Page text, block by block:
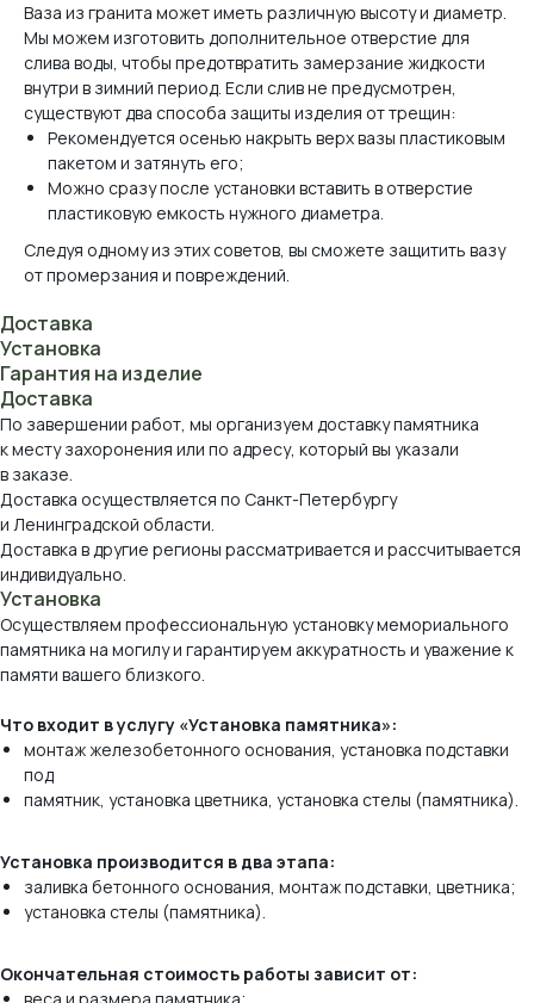
Ваза из гранита может иметь различную высоту и диаметр.
Мы можем изготовить дополнительное отверстие для
слива воды, чтобы предотвратить замерзание жидкости
внутри в зимний период. Если слив не предусмотрен,
существуют два способа защиты изделия от трещин:
Рекомендуется осенью накрыть верх вазы пластиковым
пакетом и затянуть его;
Можно сразу после установки вставить в отверстие
пластиковую емкость нужного диаметра.
Следуя одному из этих советов, вы сможете защитить вазу
от промерзания и повреждений.
Доставка
Установка
Гарантия на изделие
Доставка
По завершении работ, мы организуем доставку памятника
к месту захоронения или по адресу, который вы указали
в заказе.
Доставка осуществляется по Санкт-Петербургу
и Ленинградской области.
Доставка в другие регионы рассматривается и рассчитывается
индивидуально.
Установка
Осуществляем профессиональную установку мемориального
памятника на могилу и гарантируем аккуратность и уважение к
памяти вашего близкого.
Что входит в услугу «Установка памятника»:
монтаж железобетонного основания, установка подставки
под
памятник, установка цветника, установка стелы (памятника).
Установка производится в два этапа:
заливка бетонного основания, монтаж подставки, цветника;
установка стелы (памятника).
Окончательная стоимость работы зависит от:
мы используем
*оттенок и рисунок камня на вашем экране